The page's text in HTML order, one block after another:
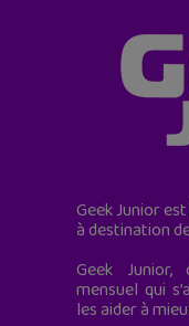
Geek Junior
à destination
Geek Junior,
mensuel qui
les aider à